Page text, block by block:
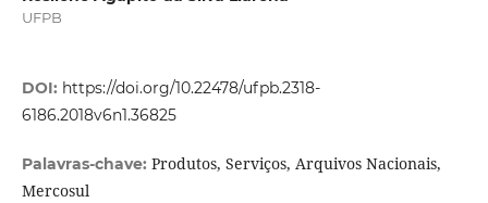
UFPB
DOI: https://doi.org/10.22478/ufpb.2318-
6186.2018v6n1.36825
Palavras-chave: Produtos, Serviços, Arquivos Nacionais,
Mercosul